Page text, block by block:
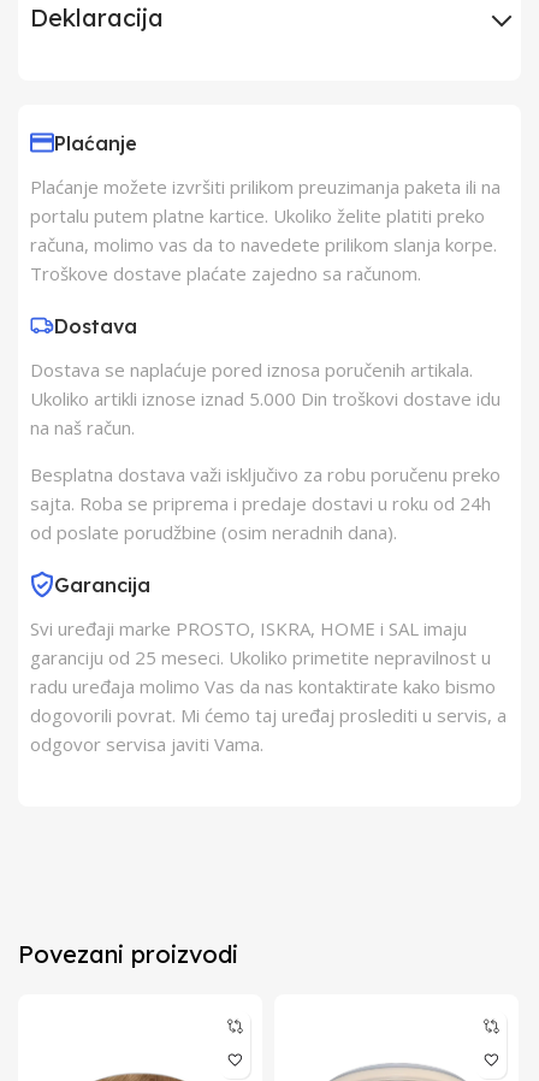
Deklaracija
Zemlja Porekla Kina
Zemlja Uvoza
Barkod 4058075829367
Plaćanje
Plaćanje možete izvršiti prilikom preuzimanja paketa ili na
portalu putem platne kartice. Ukoliko želite platiti preko
računa, molimo vas da to navedete prilikom slanja korpe.
Troškove dostave plaćate zajedno sa računom.
Dostava
Dostava se naplaćuje pored iznosa poručenih artikala.
Ukoliko artikli iznose iznad 5.000 Din troškovi dostave idu
na naš račun.
Besplatna dostava važi isključivo za robu poručenu preko
sajta. Roba se priprema i predaje dostavi u roku od 24h
od poslate porudžbine (osim neradnih dana).
Garancija
Svi uređaji marke PROSTO, ISKRA, HOME i SAL imaju
garanciju od 25 meseci. Ukoliko primetite nepravilnost u
radu uređaja molimo Vas da nas kontaktirate kako bismo
dogovorili povrat. Mi ćemo taj uređaj proslediti u servis, a
odgovor servisa javiti Vama.
Povezani proizvodi